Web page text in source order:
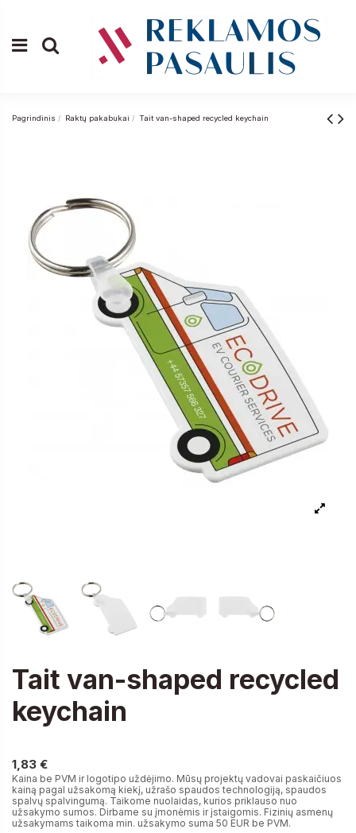
Pagrindinis Raktų pakabukai Tait van-shaped recycled keychain
Tait van-shaped recycled
keychain
1,83 €
Kaina be PVM ir logotipo uždėjimo. Mūsų projektų vadovai paskaičiuos
kainą pagal užsakomą kiekį, užrašo spaudos technologiją, spaudos
spalvų spalvingumą. Taikome nuolaidas, kurios priklauso nuo
užsakymo sumos. Dirbame su įmonėmis ir įstaigomis. Fizinių asmenų
užsakymams taikoma min. užsakymo suma 50 EUR be PVM.